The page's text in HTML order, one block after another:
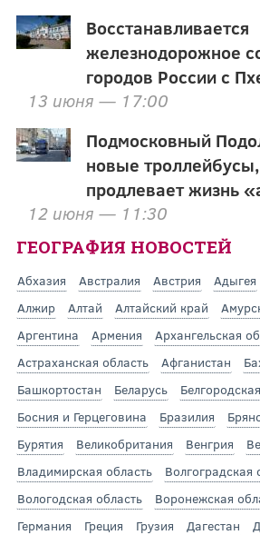
Восстанавливается
железнодорожное
городов России с
13 июня — 17:00
Подмосковный
новые
продлевает жизнь
12 июня — 11:30
ГЕОГРАФИЯ НОВОСТЕЙ
Абхазия Австралия Австрия Адыгея
Алжир
Алтай Алтайский край
Аргентина
Армения
Архангельская
Астраханская область
Афганистан
Башкортостан
Беларусь
Босния и Герцеговина
Бразилия
Бурятия
Великобритания Венгрия
Владимирская область
Волгоградская
Вологодская область
Воронежская
Германия
Греция Грузия Дагестан